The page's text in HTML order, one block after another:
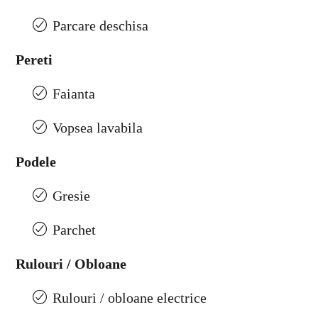
Parcare deschisa
Pereti
Faianta
Vopsea lavabila
Podele
Gresie
Parchet
Rulouri / Obloane
Rulouri / obloane electrice